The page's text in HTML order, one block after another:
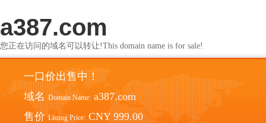
a387.com
您正在访问的域名可以转让!This domain name is for sale!
一口价出售中！
域名 Domain Name: a387.com
售价 Listing Price: CNY 999.00